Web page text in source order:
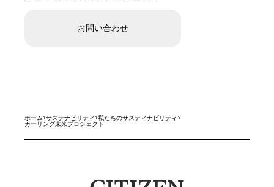
お問い合わせ
ホーム>サステナビリティ >私たちのサスティナビリティ >
カーリング未来プロジェクト